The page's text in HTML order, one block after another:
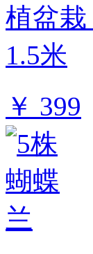
￥ 399